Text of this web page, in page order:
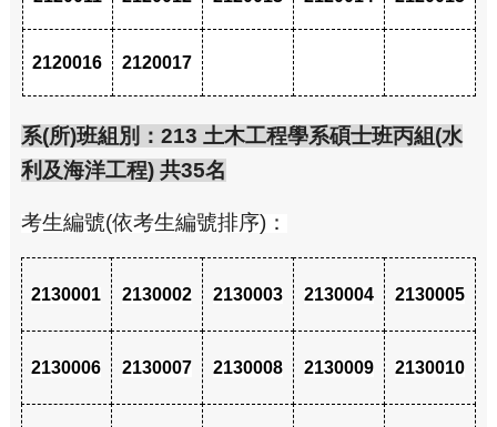
2120016 2120017
系(所)班組別：213 土木工程學系碩士班丙組(水
利及海洋工程) 共35名
考生編號(依考生編號排序)：
2130001 2130002 2130003 2130004 2130005
2130006 2130007 2130008 2130009 2130010